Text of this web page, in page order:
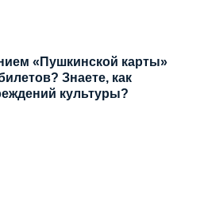
«Пушкинской карты»
Знаете, как
культуры?